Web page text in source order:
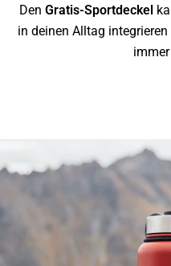
Den Gratis-Sportdeckel
in deinen Alltag